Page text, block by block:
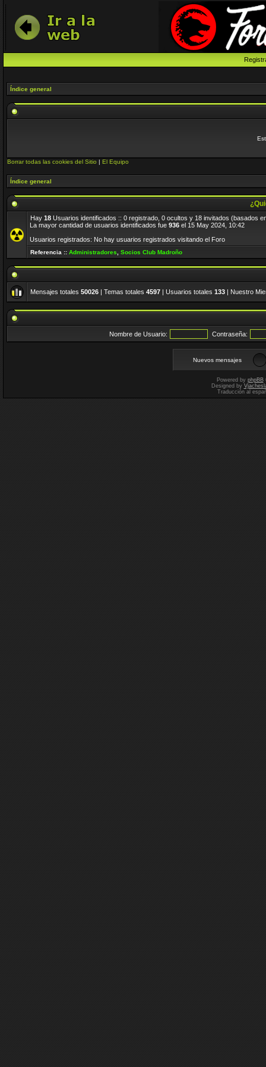
Índice general
Borrar todas las cookies del Sitio | El Equipo
Índice general
Hay 18 Usuarios identificados :: 0 registrado, 0 ocultos y 18 invitados (basados
La mayor cantidad de usuarios identificados fue 936 el 15 May 2024, 10:42
Usuarios registrados: No hay usuarios registrados visitando el Foro
Referencia :: Administradores Socios Club Madroño
Mensajes totales 50026 | Temas totales 4597 | Usuarios totales 133 | Nuestro
Nombre de Usuario: Contraseña:
Nuevos mensajes
Powered by phpBB
Designed by
Traducción al